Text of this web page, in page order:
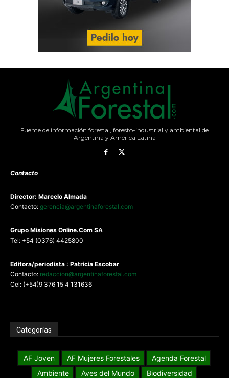
Fuente de información forestal, foresto-industrial y ambiental de
Argentina y América Latina
Contacto
Director: Marcelo Almada
Contacto: gerencia@argentinaforestal.com
Grupo Misiones Online.Com SA
Tel: +54 (0376) 4425800
Editora/periodista : Patricia Escobar
Contacto: redaccion@argentinaforestal.com
Cel: (+54)9 376 15 4 131636
Categorías
AF Joven AF Mujeres Forestales
Agenda Forestal
Ambiente
Aves del Mundo
Biodiversidad